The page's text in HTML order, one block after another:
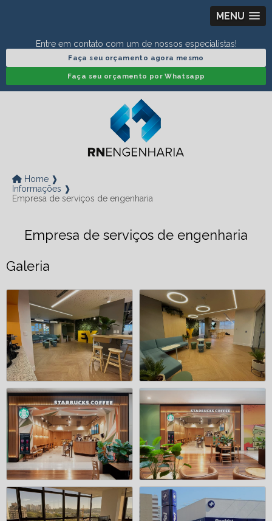
MENU
Entre em contato com um de nossos especialistas!
Faça seu orçamento agora mesmo
Faça seu orçamento por Whatsapp
Home ❱
Informações ❱
Empresa de serviços de engenharia
Empresa de serviços de engenharia
Galeria